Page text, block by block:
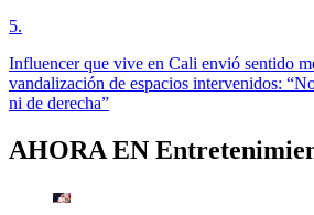
5.
Influencer que vive en Cali envió sentido
vandalización de espacios intervenidos:
ni de derecha”
AHORA EN